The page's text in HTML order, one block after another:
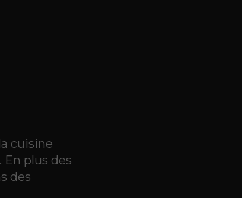
cuisine
plus des
des